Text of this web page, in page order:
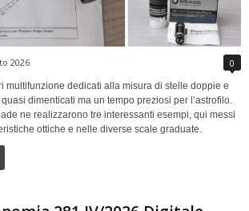
2026 0
multifunzione dedicati alla misura di stelle doppie e
dimenticati ma un tempo preziosi per l’astrofilo.
ne realizzarono tre interessanti esempi, qui messi
ottiche e nelle diverse scale graduate.